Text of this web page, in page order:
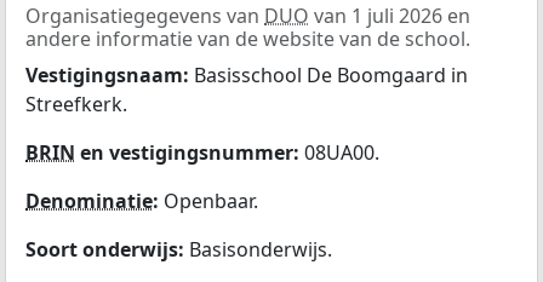
Organisatiegegevens van DUO van 1 juli 2026 en
andere informatie van de website van de school.
Vestigingsnaam: Basisschool De Boomgaard in
Streefkerk.
BRIN en vestigingsnummer: 08UA00.
Denominatie: Openbaar.
Soort onderwijs: Basisonderwijs.